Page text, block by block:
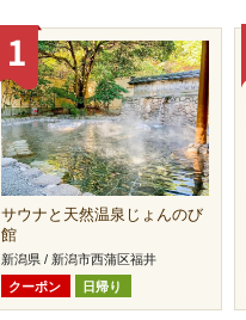
サウナと天然温泉じょんのび
館
新潟県 / 新潟市西蒲区福井
クーポン
日帰り